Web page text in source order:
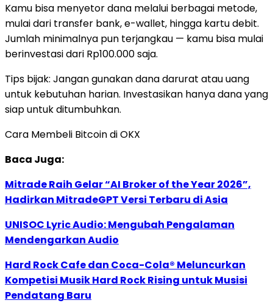
Kamu bisa menyetor dana melalui berbagai metode,
mulai dari transfer bank, e-wallet, hingga kartu debit.
Jumlah minimalnya pun terjangkau — kamu bisa mulai
berinvestasi dari Rp100.000 saja.
Tips bijak: Jangan gunakan dana darurat atau uang
untuk kebutuhan harian. Investasikan hanya dana yang
siap untuk ditumbuhkan.
Cara Membeli Bitcoin di OKX
Baca Juga:
Mitrade Raih Gelar “AI Broker of the Year 2026”,
Hadirkan MitradeGPT Versi Terbaru di Asia
UNISOC Lyric Audio: Mengubah Pengalaman
Mendengarkan Audio
Hard Rock Cafe dan Coca-Cola® Meluncurkan
Kompetisi Musik Hard Rock Rising untuk Musisi
Pendatang Baru